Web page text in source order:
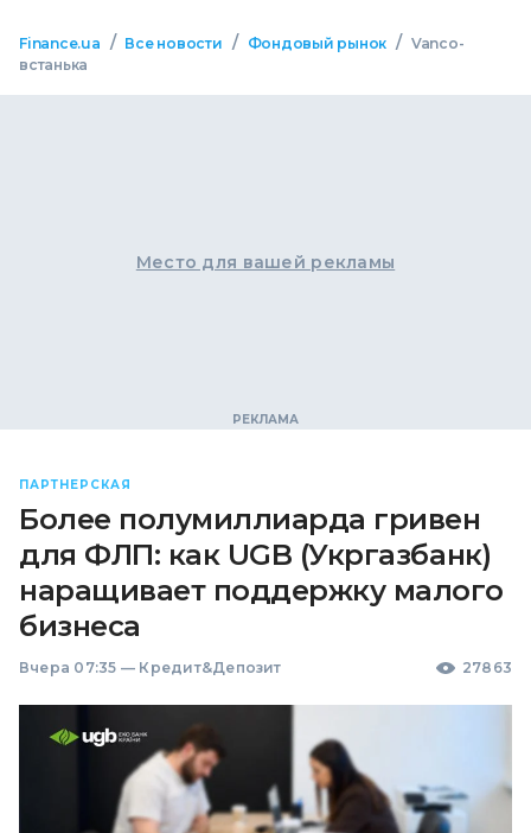
Finance.ua / Все новости / Фондовый рынок / Vanco-
встанька
Место для вашей рекламы
ПАРТНЕРСКАЯ
Более полумиллиарда гривен
для ФЛП: как UGB (Укргазбанк)
наращивает поддержку малого
бизнеса
Вчера 07:35 — Кредит&Депозит 27863